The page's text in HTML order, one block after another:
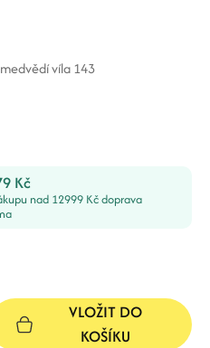
víla 143
Kč
nad 12999 Kč doprava
VLOŽIT DO
KOŠÍKU